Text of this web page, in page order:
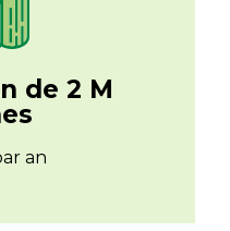
de 2 M
an